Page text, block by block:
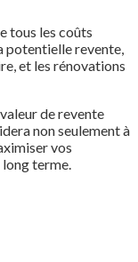
tous les coûts
potentielle revente,
et les rénovations
de revente
non seulement à
vos
terme.